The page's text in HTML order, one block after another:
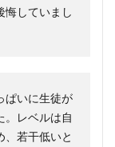
悔していまし
ぱいに生徒が
。レベルは自
、若干低いと